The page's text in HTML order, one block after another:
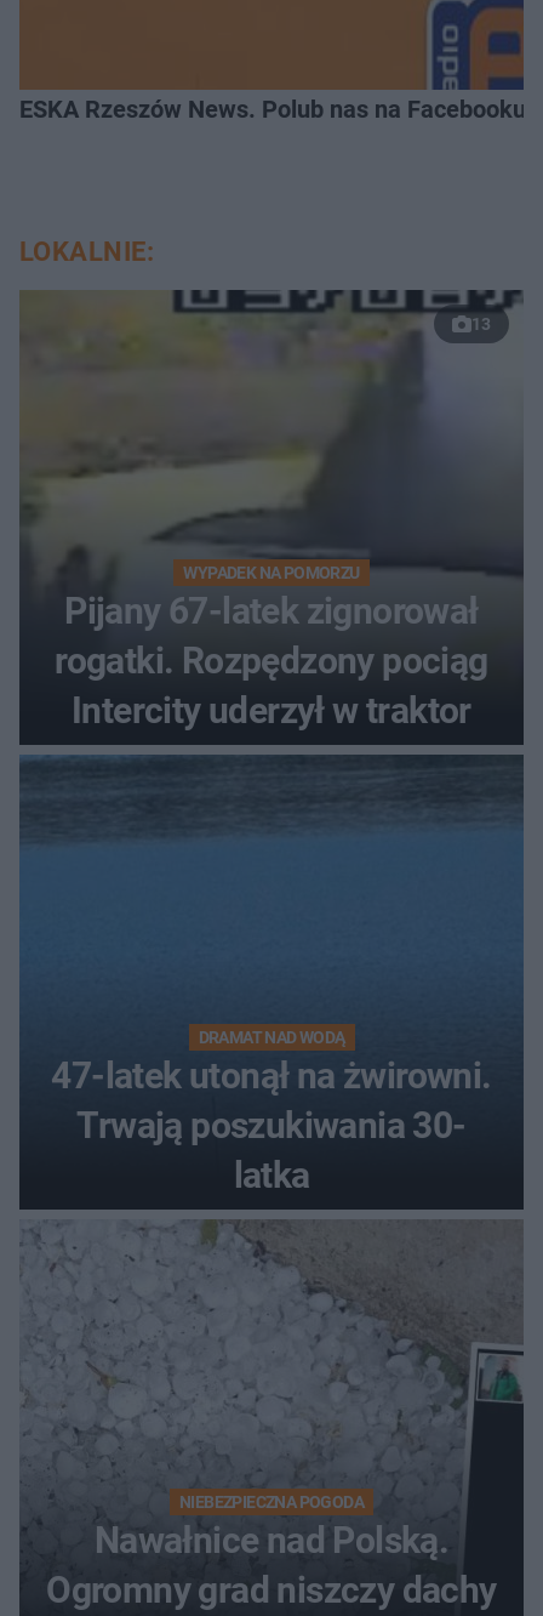
ESKA Rzeszów News. Polub nas na Facebooku!
LOKALNIE:
13
WYPADEK NA POMORZU
Pijany 67-latek zignorował
rogatki. Rozpędzony pociąg
Intercity uderzył w traktor
DRAMAT NAD WODĄ
47-latek utonął na żwirowni.
Trwają poszukiwania 30-
latka
NIEBEZPIECZNA POGODA
Nawałnice nad Polską.
Ogromny grad niszczy dachy